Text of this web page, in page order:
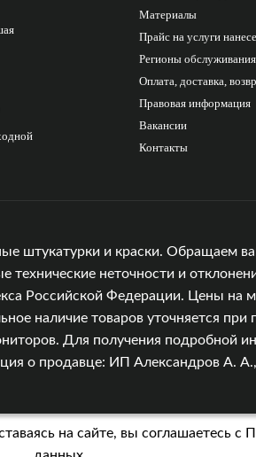
Материалы
Прайс на услуги
Регионы обслуживания
Оплата, доставка,
Правовая информация
Вакансии
Контакты
штукатурки и краски. Обращаем
неточности и
Российской Федерации. Цены на
наличие товаров уточняется
Для получения подробной
о продавце: ИП Александров А.
на сайте, вы соглашаетесь с